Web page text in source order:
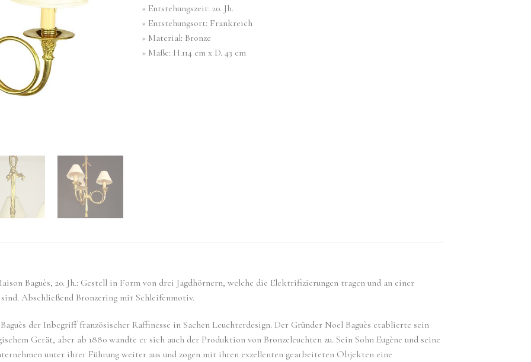
» Entstehungszeit: 20. Jh.
» Entstehungsort: Frankreich
» Material: Bronze
» Maße: H.114 cm x D. 43 cm
Baguès, 20. Jh.: Gestell in Form von drei Jagdhörnern, welche die Elektrifizierungen tragen und an einer
Abschließend Bronzering mit Schleifenmotiv.
der Inbegriff französischer Raffinesse in Sachen Leuchterdesign. Der Gründer Noel Baguès etablierte sein
Gerät, aber ab 1880 wandte er sich auch der Produktion von Bronzeleuchten zu. Sein Sohn Eugène und seine
unter ihrer Führung weiter aus und zogen mit ihren exzellenten gearbeiteten Objekten eine